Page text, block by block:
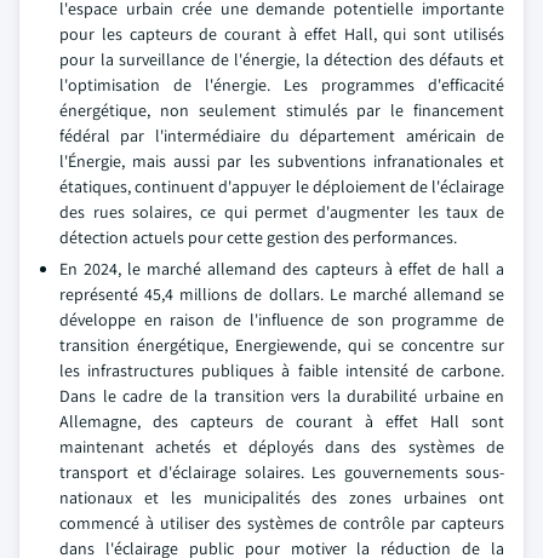
l'espace urbain crée une demande potentielle importante
pour les capteurs de courant à effet Hall, qui sont utilisés
pour la surveillance de l'énergie, la détection des défauts et
l'optimisation de l'énergie. Les programmes d'efficacité
énergétique, non seulement stimulés par le financement
fédéral par l'intermédiaire du département américain de
l'Énergie, mais aussi par les subventions infranationales et
étatiques, continuent d'appuyer le déploiement de l'éclairage
des rues solaires, ce qui permet d'augmenter les taux de
détection actuels pour cette gestion des performances.
En 2024, le marché allemand des capteurs à effet de hall a
représenté 45,4 millions de dollars. Le marché allemand se
développe en raison de l'influence de son programme de
transition énergétique, Energiewende, qui se concentre sur
les infrastructures publiques à faible intensité de carbone.
Dans le cadre de la transition vers la durabilité urbaine en
Allemagne, des capteurs de courant à effet Hall sont
maintenant achetés et déployés dans des systèmes de
transport et d'éclairage solaires. Les gouvernements sous-
nationaux et les municipalités des zones urbaines ont
commencé à utiliser des systèmes de contrôle par capteurs
dans l'éclairage public pour motiver la réduction de la